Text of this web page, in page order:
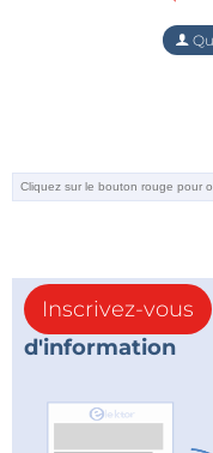
Inscrivez-vous
d'information